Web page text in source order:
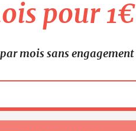
pour 1€
mois sans engagement